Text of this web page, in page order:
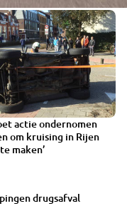
actie ondernomen
om kruising in Rijen
maken’
drugsafval